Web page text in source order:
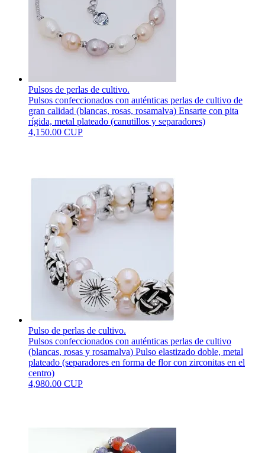
Pulsos de perlas de cultivo.
Pulsos confeccionados con auténticas perlas de cultivo de
gran calidad (blancas, rosas, rosamalva) Ensarte con pita
rígida, metal plateado (canutillos y separadores)
4,150.00 CUP
Pulso de perlas de cultivo.
Pulsos confeccionados con auténticas perlas de cultivo
(blancas, rosas y rosamalva) Pulso elastizado doble, metal
plateado (separadores en forma de flor con zirconitas en el
centro)
4,980.00 CUP